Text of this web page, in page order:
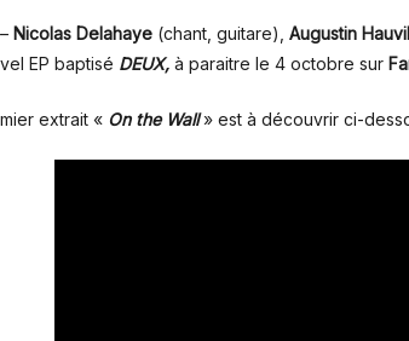
Nicolas Delahaye (chant, guitare), Augustin
EP baptisé DEUX, à paraitre le 4 octobre sur
extrait « On the Wall» est à découvrir ci-